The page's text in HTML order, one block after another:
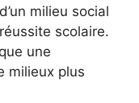
milieu social
scolaire.
une
milieux plus